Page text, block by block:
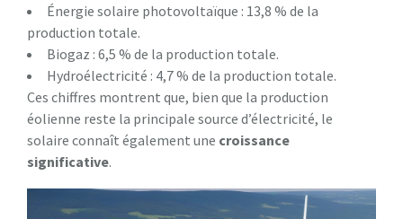
Énergie solaire photovoltaïque : 13,8 % de la
production totale.
Biogaz : 6,5 % de la production totale.
Hydroélectricité : 4,7 % de la production totale.
Ces chiffres montrent que, bien que la production
éolienne reste la principale source d’électricité, le
solaire connaît également une croissance
significative.